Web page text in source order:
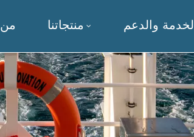
منتجاتنا الخدمة والدعم